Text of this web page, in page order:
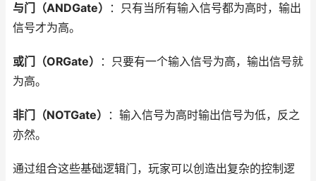
与门（ANDGate）
：只有当所有输入信号都为高时，输出
信号才为高。
或门（ORGate）
：只要有一个输入信号为高，输出信号就
为高。
非门（NOTGate）
：输入信号为高时输出信号为低，反之
亦然。
通过组合这些基础逻辑门，玩家可以创造出复杂的控制逻